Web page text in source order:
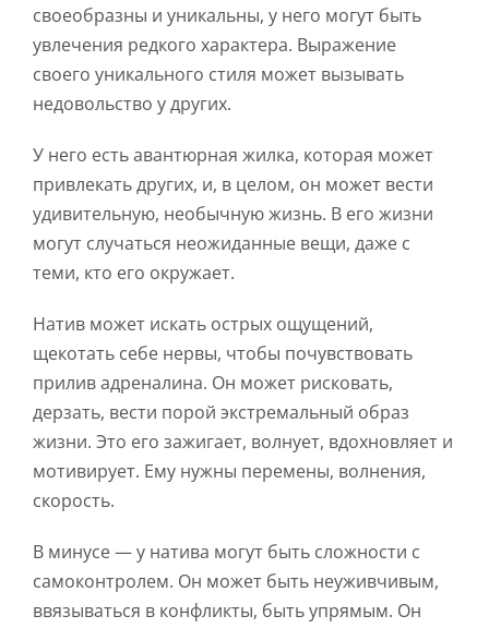
своеобразны и уникальны, у него могут быть
увлечения редкого характера. Выражение
своего уникального стиля может вызывать
недовольство у других.
У него есть авантюрная жилка, которая может
привлекать других, и, в целом, он может вести
удивительную, необычную жизнь. В его жизни
могут случаться неожиданные вещи, даже с
теми, кто его окружает.
Натив может искать острых ощущений,
щекотать себе нервы, чтобы почувствовать
прилив адреналина. Он может рисковать,
дерзать, вести порой экстремальный образ
жизни. Это его зажигает, волнует, вдохновляет и
мотивирует. Ему нужны перемены, волнения,
скорость.
В минусе — у натива могут быть сложности с
самоконтролем. Он может быть неуживчивым,
ввязываться в конфликты, быть упрямым. Он